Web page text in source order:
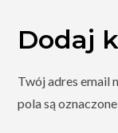
Dodaj
Twój adres email
pola są